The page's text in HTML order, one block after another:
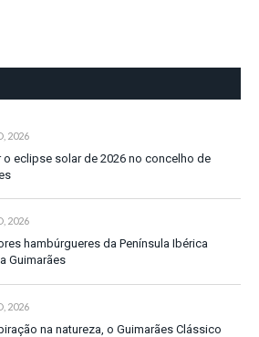
2026
o eclipse solar de 2026 no concelho de
2026
hambúrgueres da Península Ibérica
Guimarães
2026
na natureza, o Guimarães Clássico